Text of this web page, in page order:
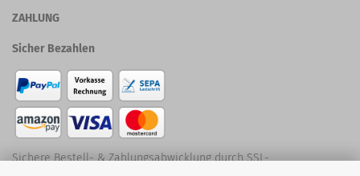
ZAHLUNG
Sicher Bezahlen
Sichere Bestell- & Zahlungsabwicklung durch SSL-